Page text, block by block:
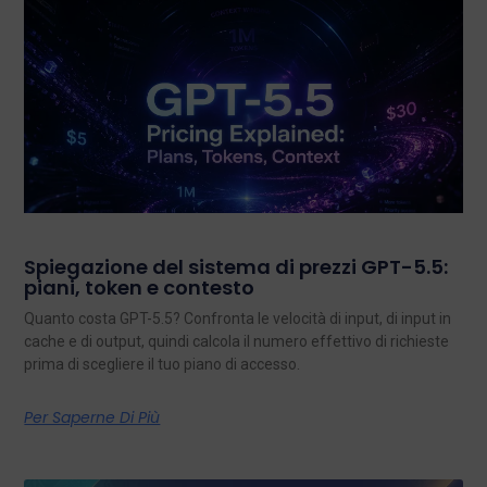
Spiegazione del sistema di prezzi GPT-5.5:
piani, token e contesto
Quanto costa GPT-5.5? Confronta le velocità di input, di input in
cache e di output, quindi calcola il numero effettivo di richieste
prima di scegliere il tuo piano di accesso.
Per Saperne Di Più